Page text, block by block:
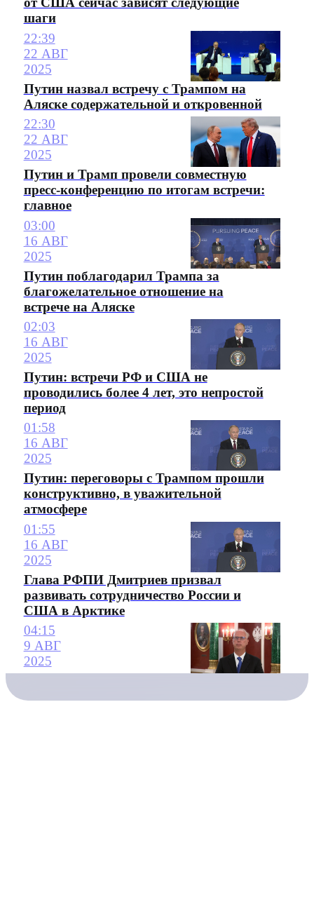
шаги
22:39
22 АВГ
2025
Путин назвал встречу с Трампом на
Аляске содержательной и откровенной
22:30
22 АВГ
2025
Путин и Трамп провели совместную
пресс-конференцию по итогам встречи:
главное
03:00
16 АВГ
2025
Путин поблагодарил Трампа за
благожелательное отношение на
встрече на Аляске
02:03
16 АВГ
2025
Путин: встречи РФ и США не
проводились более 4 лет, это непростой
период
01:58
16 АВГ
2025
Путин: переговоры с Трампом прошли
конструктивно, в уважительной
атмосфере
01:55
16 АВГ
2025
Глава РФПИ Дмитриев призвал
развивать сотрудничество России и
США в Арктике
04:15
9 АВГ
2025